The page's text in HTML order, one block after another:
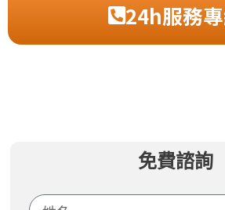
24h服務
免費諮詢